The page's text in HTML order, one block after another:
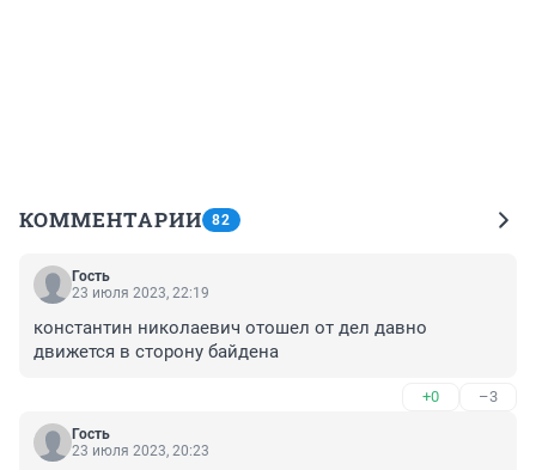
КОММЕНТАРИИ 82
Гость
23 июля 2023, 22:19
константин николаевич отошел от дел давно
движется в сторону байдена
+0 –3
Гость
23 июля 2023, 20:23